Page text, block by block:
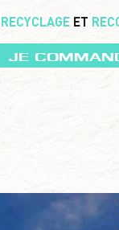
RECYCLAGEET
JE